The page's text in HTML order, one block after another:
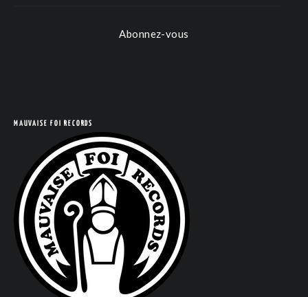
Abonnez-vous
MAUVAISE FOI RECORDS